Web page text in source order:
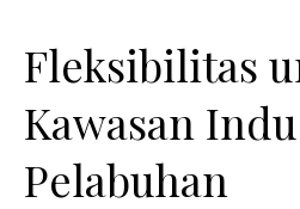
Fleksibilitas
Kawasan
Pelabuhan